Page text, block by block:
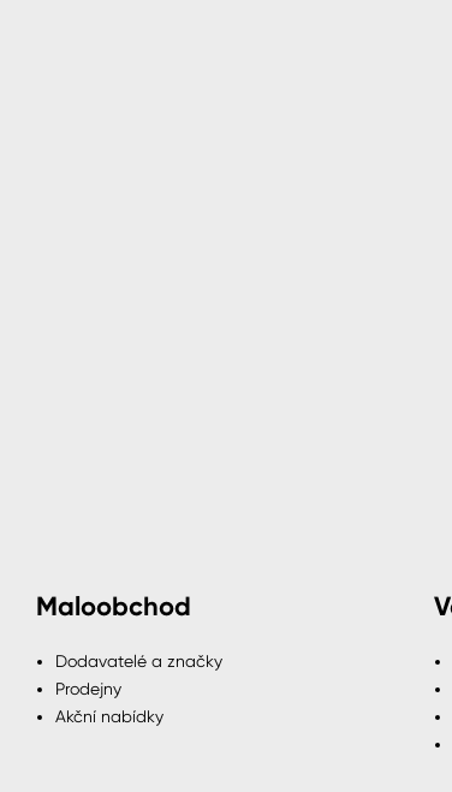
Ředidla, tužidla,
Maloobchod
Dodavatelé a značky
Prodejny
Akční nabídky